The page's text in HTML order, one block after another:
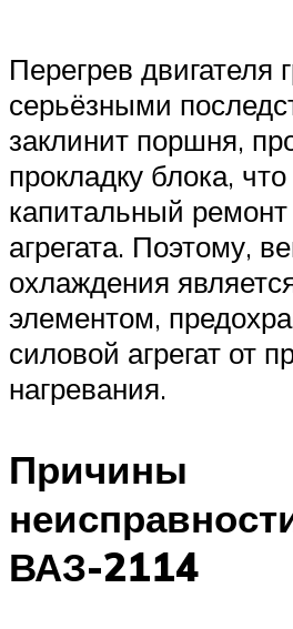
Меню
Перегрев двигателя
серьёзными
заклинит поршня,
прокладку блока,
капитальный ремонт
агрегата. Поэтому,
охлаждения
элементом,
силовой агрегат от
нагревания.
Причины
ВАЗ-2114